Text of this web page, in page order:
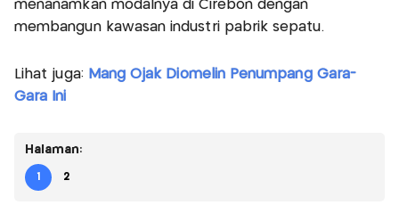
menanamkan modalnya di Cirebon dengan
membangun kawasan industri pabrik sepatu.
Lihat juga: Mang Ojak Diomelin Penumpang Gara-
Gara Ini
Halaman:
1 2